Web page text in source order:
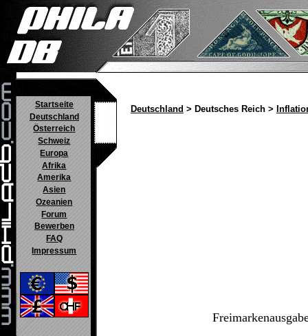
Startseite
Deutschland
Österreich
Schweiz
Europa
Afrika
Amerika
Asien
Ozeanien
Forum
Bewerben
FAQ
Impressum
Deutschland > Deutsches Reich >